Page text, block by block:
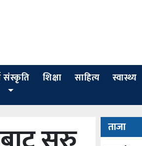
संस्कृति शिक्षा साहित्य स्वास्थ्य
ताजा